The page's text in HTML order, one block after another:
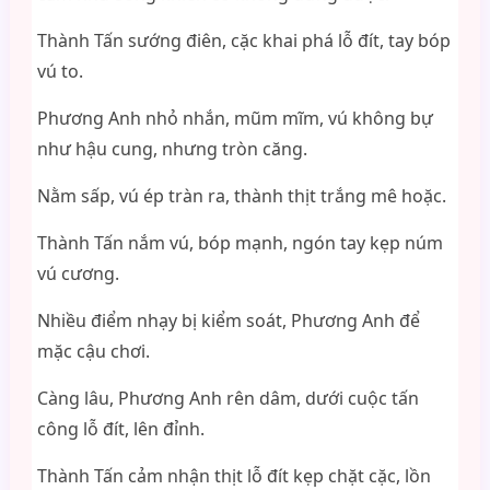
Thành Tấn sướng điên, cặc khai phá lỗ đít, tay bóp
vú to.
Phương Anh nhỏ nhắn, mũm mĩm, vú không bự
như hậu cung, nhưng tròn căng.
Nằm sấp, vú ép tràn ra, thành thịt trắng mê hoặc.
Thành Tấn nắm vú, bóp mạnh, ngón tay kẹp núm
vú cương.
Nhiều điểm nhạy bị kiểm soát, Phương Anh để
mặc cậu chơi.
Càng lâu, Phương Anh rên dâm, dưới cuộc tấn
công lỗ đít, lên đỉnh.
Thành Tấn cảm nhận thịt lỗ đít kẹp chặt cặc, lồn